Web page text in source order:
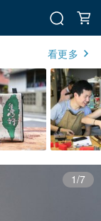
看更多
1/7